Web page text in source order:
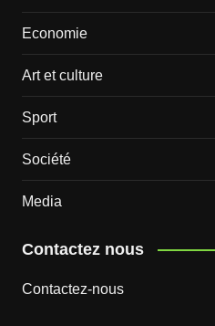
Economie
Art et culture
Sport
Société
Media
Contactez nous
Contactez-nous